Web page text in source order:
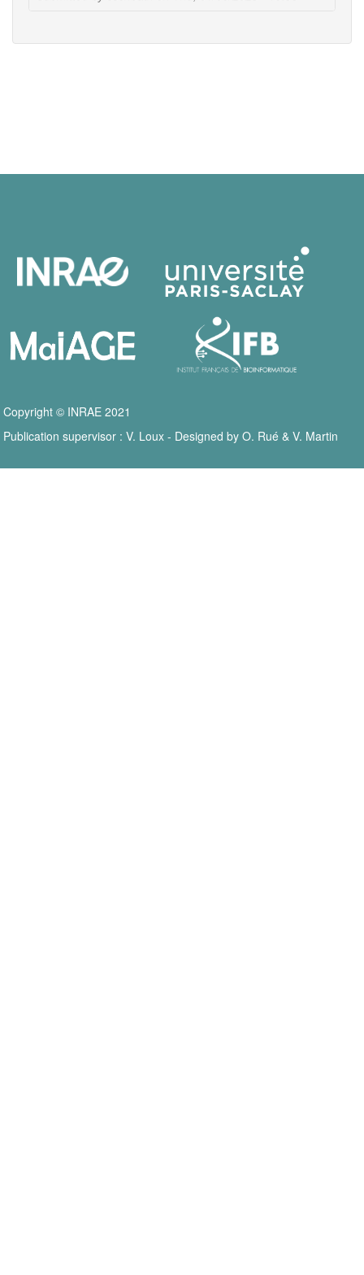
Copyright © INRAE 2021
Publication supervisor : V. Loux - Designed by O. Rué & V. Martin